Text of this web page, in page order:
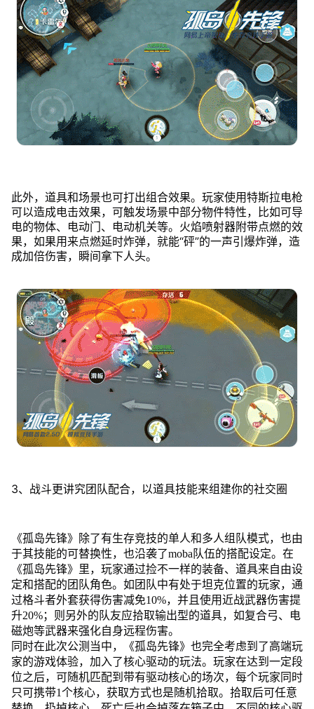
此外，道具和场景也可打出组合效果。玩家使用特斯拉电枪
可以造成电击效果，可触发场景中部分物件特性，比如可导
电的物体、电动门、电动机关等。火焰喷射器附带点燃的效
果，如果用来点燃延时炸弹，就能“砰”的一声引爆炸弹，造
成加倍伤害，瞬间拿下人头。
3、战斗更讲究团队配合，以道具技能来组建你的社交圈
《孤岛先锋》除了有生存竞技的单人和多人组队模式，也由
于其技能的可替换性，也沿袭了moba队伍的搭配设定。在
《孤岛先锋》里，玩家通过捡不一样的装备、道具来自由设
定和搭配的团队角色。如团队中有处于坦克位置的玩家，通
过格斗者外套获得伤害减免10%，并且使用近战武器伤害提
升20%；则另外的队友应拾取输出型的道具，如复合弓、电
磁炮等武器来强化自身远程伤害。
同时在此次公测当中，《孤岛先锋》也完全考虑到了高端玩
家的游戏体验，加入了核心驱动的玩法。玩家在达到一定段
位之后，可随机匹配到带有驱动核心的场次，每个玩家同时
只可携带1个核心，获取方式也是随机拾取。拾取后可任意